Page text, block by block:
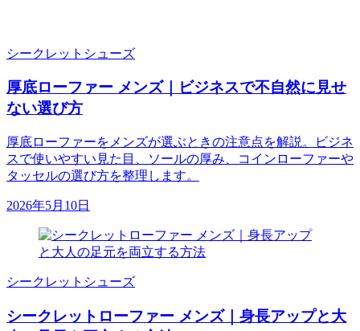
シークレットシューズ
厚底ローファー メンズ｜ビジネスで不自然に見せ
ない選び方
厚底ローファーをメンズが選ぶときの注意点を解説。ビジネ
スで使いやすい見た目、ソールの厚み、コインローファーや
タッセルの選び方を整理します。
2026年5月10日
シークレットシューズ
シークレットローファー メンズ｜身長アップと大